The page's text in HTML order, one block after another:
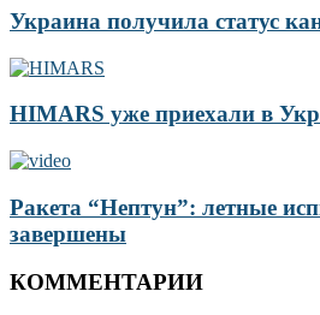
Украина получила статус
HIMARS уже приехали в
Ракета “Нептун”: летные
завершены
КОММЕНТАРИИ